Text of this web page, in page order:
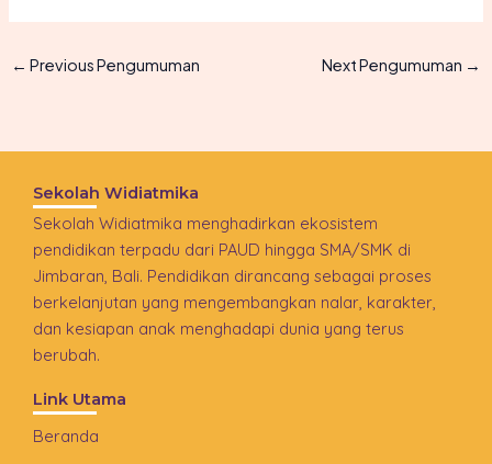
← Previous Pengumuman Next Pengumuman →
Sekolah Widiatmika
Sekolah Widiatmika menghadirkan ekosistem
pendidikan terpadu dari PAUD hingga SMA/SMK di
Jimbaran, Bali. Pendidikan dirancang sebagai proses
berkelanjutan yang mengembangkan nalar, karakter,
dan kesiapan anak menghadapi dunia yang terus
berubah.
Link Utama
Beranda